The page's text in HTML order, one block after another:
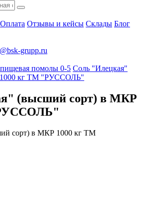
Оплата Отзывы и кейсы Склады Блог
grupp.ru
помолы 0-5 Соль "Илецкая"
кг ТМ "РУССОЛЬ"
(высший сорт) в МКР
сорт) в МКР 1000 кг ТМ